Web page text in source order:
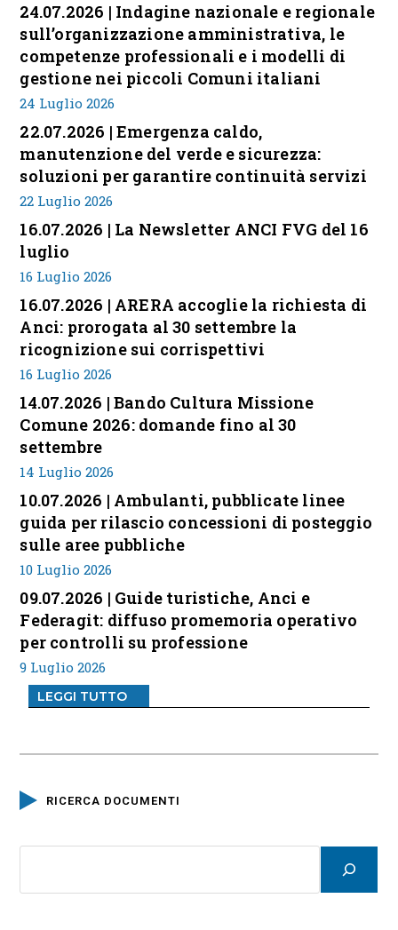
24.07.2026 | Indagine nazionale e regionale
sull’organizzazione amministrativa, le
competenze professionali e i modelli di
gestione nei piccoli Comuni italiani
24 Luglio 2026
22.07.2026 | Emergenza caldo,
manutenzione del verde e sicurezza:
soluzioni per garantire continuità servizi
22 Luglio 2026
16.07.2026 | La Newsletter ANCI FVG del 16
luglio
16 Luglio 2026
16.07.2026 | ARERA accoglie la richiesta di
Anci: prorogata al 30 settembre la
ricognizione sui corrispettivi
16 Luglio 2026
14.07.2026 | Bando Cultura Missione
Comune 2026: domande fino al 30
settembre
14 Luglio 2026
10.07.2026 | Ambulanti, pubblicate linee
guida per rilascio concessioni di posteggio
sulle aree pubbliche
10 Luglio 2026
09.07.2026 | Guide turistiche, Anci e
Federagit: diffuso promemoria operativo
per controlli su professione
9 Luglio 2026
LEGGI TUTTO
RICERCA DOCUMENTI